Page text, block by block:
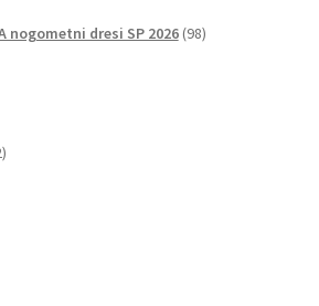
nogometni dresi SP 2026 98izdelkov
izdelkov